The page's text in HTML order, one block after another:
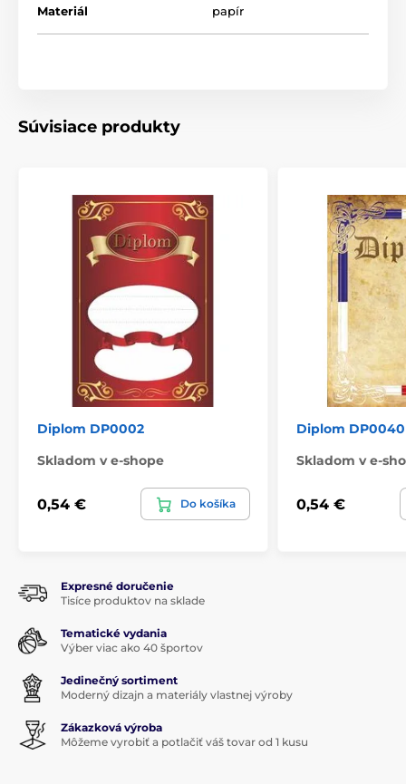
Materiál papír
Súvisiace produkty
Diplom DP0002
Skladom v e-shope
0,54 € Do košíka
Diplom DP0040
Skladom v e-
0,54 €
Expresné doručenie
Tisíce produktov na sklade
Tematické vydania
Výber viac ako 40 športov
Jedinečný sortiment
Moderný dizajn a materiály vlastnej výroby
Zákazková výroba
Môžeme vyrobiť a potlačiť váš tovar od 1 kusu